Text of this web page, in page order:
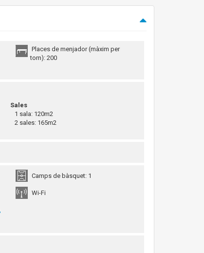
Places de menjador (màxim per
torn): 200
Sales
1 sala: 120m2
2 sales: 165m2
Camps de bàsquet: 1
Wi-Fi